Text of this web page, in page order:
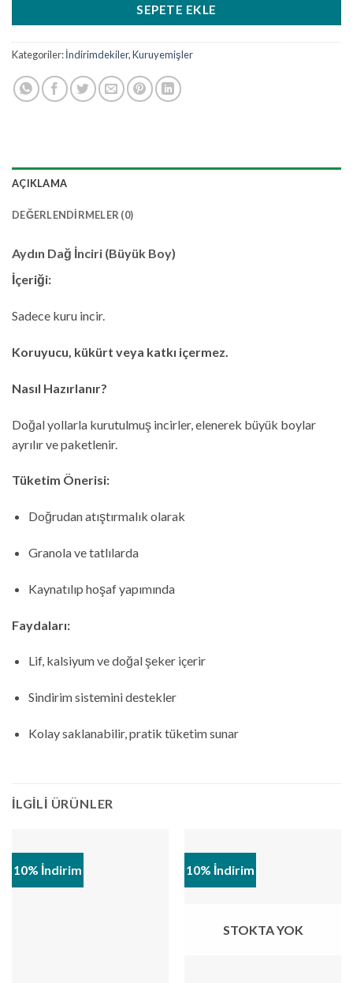
SEPETE EKLE
Kategoriler:İndirimdekiler,Kuruyemişler
AÇIKLAMA
DEĞERLENDIRMELER (0)
Aydın Dağ İnciri (Büyük Boy)
İçeriği:
Sadece kuru incir.
Koruyucu, kükürt veya katkı içermez.
Nasıl Hazırlanır?
Doğal yollarla kurutulmuş incirler, elenerek büyük boylar
ayrılır ve paketlenir.
Tüketim Önerisi:
Doğrudan atıştırmalık olarak
Granola ve tatlılarda
Kaynatılıp hoşaf yapımında
Faydaları:
Lif, kalsiyum ve doğal şeker içerir
Sindirim sistemini destekler
Kolay saklanabilir, pratik tüketim sunar
İLGILI ÜRÜNLER
10% İndirim 10% İndirim
STOKTA YOK